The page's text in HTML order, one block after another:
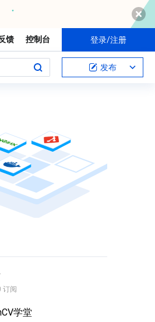
馈 控制台 登录/注册
发布
订阅
学堂